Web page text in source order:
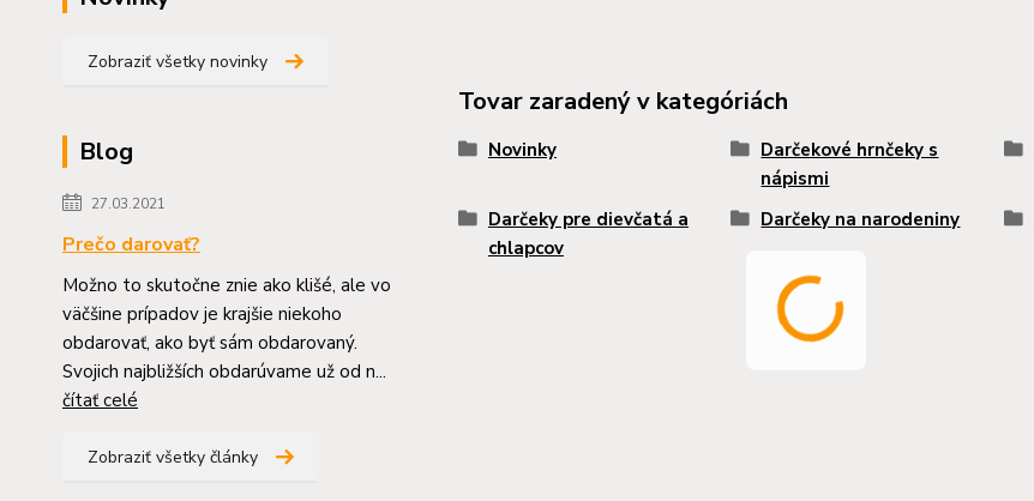
Zobraziť všetky novinky
Blog
27.03.2021
Prečo darovať?
Možno to skutočne znie ako klišé, ale vo
väčšine prípadov je krajšie niekoho
obdarovať, ako byť sám obdarovaný.
Svojich najbližších obdarúvame už od n...
čítať celé
Zobraziť všetky články
Tovar zaradený v kategóriách
Novinky
Darčekové hrnčeky s
nápismi
Darčeky pre dievčatá a
chlapcov
Darčeky na narodeniny